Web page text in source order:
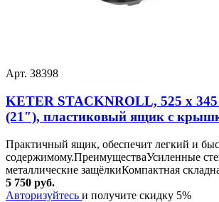
Арт. 38398
KETER STACKNROLL, 525 х
(21″), пластиковый ящик с
Практичный ящик, обеспечит легкий и
содержимому.ПреимуществаУсиленные
металлические защёлкиКомпактная
5 750 руб.
Авторизуйтесь и получите скидку 5%